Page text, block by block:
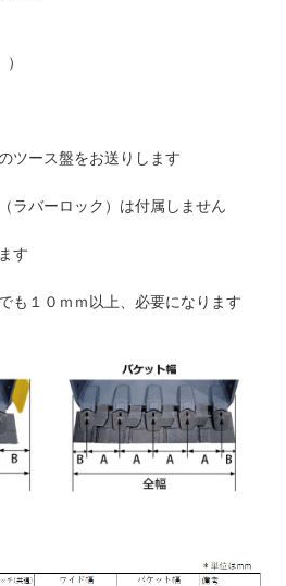
ツース盤をお送りします
ラバーロック）は付属しません
す
も１０ｍｍ以上、必要になります